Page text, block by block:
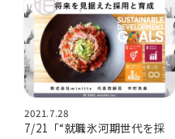
2021.7.28
7/21「“就職氷河期世代を採